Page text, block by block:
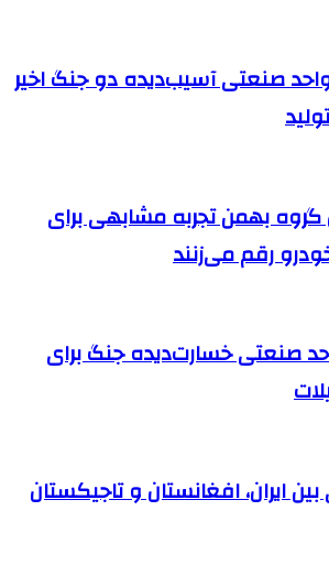
۴۶ واحد صنعتی آسیب‌دیده دو جنگ اخیر
بهمن تجربه مشابهی برای
رقم می‌زنند
۵۰۰ واحد صنعتی خسارت‌دیده جنگ برای
بین ایران، افغانستان و تاجیکستان